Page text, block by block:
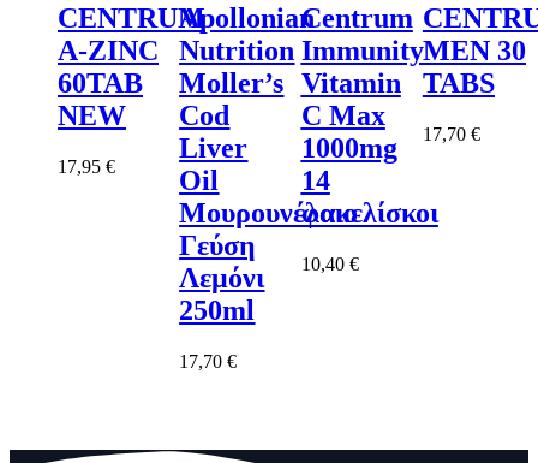
CENTRUM
A-ZINC
60TAB
NEW
17,95 €
Apollonian
Nutrition
Moller’s
Cod
Liver
Oil
Μουρουνέλαιο
Γεύση
Λεμόνι
250ml
17,70€
Centrum
Immunity
Vitamin
C Max
1000mg
14
φακελίσκοι
10,40 €
MEN 30
TABS
17,70 €